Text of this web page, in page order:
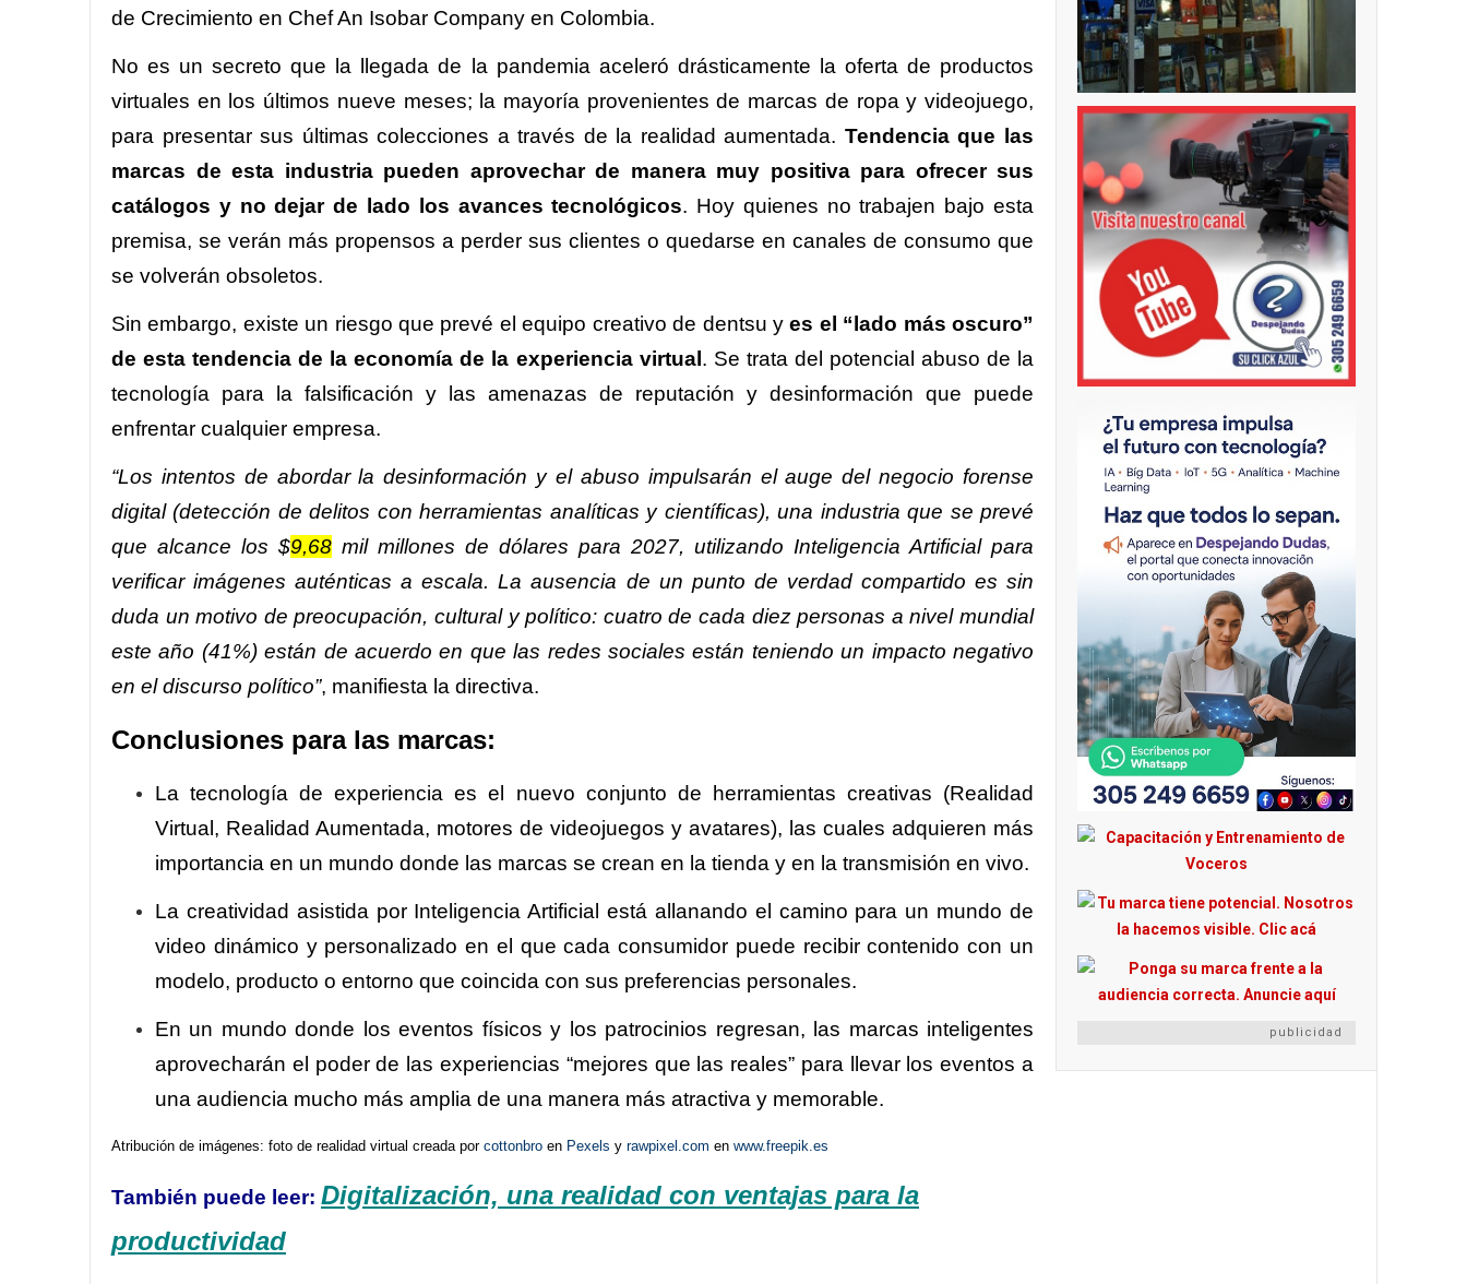
de Crecimiento en Chef An Isobar Company en Colombia.
No es un secreto que la llegada de la pandemia aceleró drásticamente la oferta de productos
virtuales en los últimos nueve meses; la mayoría provenientes de marcas de ropa y videojuego,
para presentar sus últimas colecciones a través de la realidad aumentada. Tendencia que las
marcas de esta industria pueden aprovechar de manera muy positiva para ofrecer sus
catálogos y no dejar de lado los avances tecnológicos. Hoy quienes no trabajen bajo esta
premisa, se verán más propensos a perder sus clientes o quedarse en canales de consumo que
se volverán obsoletos.
Sin embargo, existe un riesgo que prevé el equipo creativo de dentsu yes el “lado más oscuro”
de esta tendencia de la economía de la experiencia virtual . Se trata del potencial abuso de la
tecnología para la falsificación y las amenazas de reputación y desinformación que puede
enfrentar cualquier empresa.
“Los intentos de abordar la desinformación y el abuso impulsarán el auge del negocio forense
digital (detección de delitos con herramientas analíticas y científicas), una industria que se prevé
que alcance los $9,68 mil millones de dólares para 2027, utilizando Inteligencia Artificial para
verificar imágenes auténticas a escala. La ausencia de un punto de verdad compartido es sin
duda un motivo de preocupación, cultural y político: cuatro de cada diez personas a nivel mundial
este año (41%) están de acuerdo en que las redes sociales están teniendo un impacto negativo
en el discurso político”, manifiesta la directiva.
Conclusiones para las marcas:
La tecnología de experiencia es el nuevo conjunto de herramientas creativas (Realidad
Virtual, Realidad Aumentada, motores de videojuegos y avatares), las cuales adquieren más
importancia en un mundo donde las marcas se crean en la tienda y en la transmisión en vivo.
La creatividad asistida por Inteligencia Artificial está allanando el camino para un mundo de
video dinámico y personalizado en el que cada consumidor puede recibir contenido con un
modelo, producto o entorno que coincida con sus preferencias personales.
En un mundo donde los eventos físicos y los patrocinios regresan, las marcas inteligentes
aprovecharán el poder de las experiencias “mejores que las reales” para llevar los eventos a
una audiencia mucho más amplia de una manera más atractiva y memorable.
Atribución de imágenes: foto de realidad virtual creada por cottonbro en Pexels y rawpixel.com en www.freepik.es
También puede leer: Digitalización, una realidad con ventajas para la
productividad
publicidad